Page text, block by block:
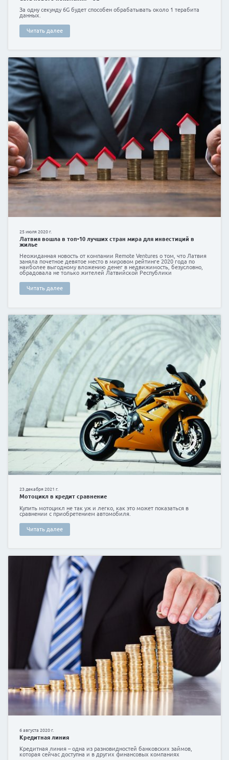
3 апреля 2020 г.
Кредит на покупку автомобиля
Авто кредит и авто лизинг – как выбрать, то, что
Читать далее
30 марта 2021 г.
2/3 жителей ЛР хотя бы раз в жизни сталкивались
мошенников, на которые можно наткнуться, открыв
почту, по телефону или в социальных сетях. 20% из
людей финансово пострадали от таких махинаций
Читать далее